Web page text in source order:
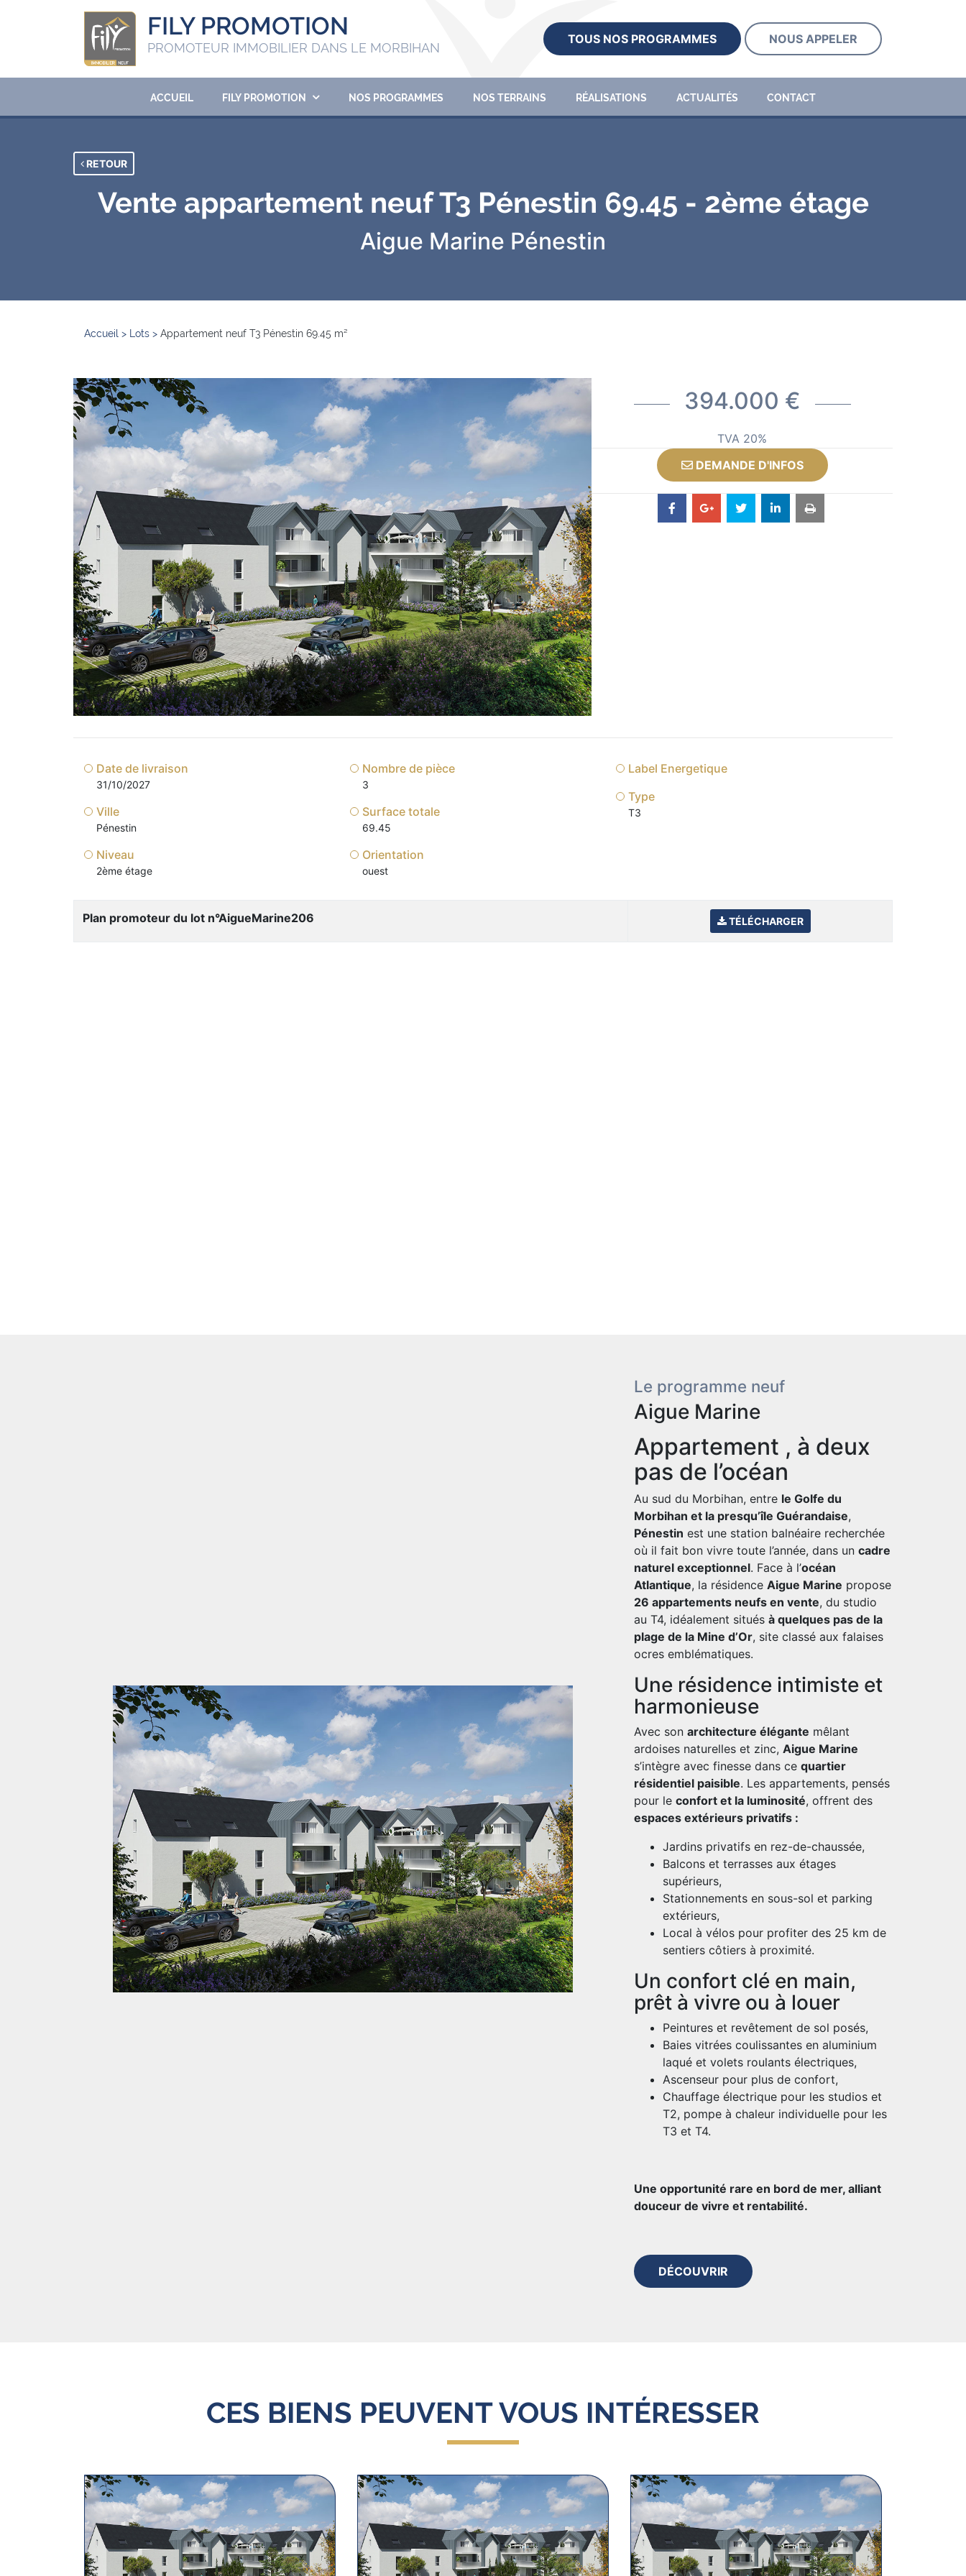
FILY PROMOTION
PROMOTEUR IMMOBILIER DANS LE MORBIHAN
TOUS NOS PROGRAMMES NOUS APPELER
ACCUEIL FILY PROMOTION NOS PROGRAMMES NOS TERRAINS RÉALISATIONS ACTUALITÉS CONTACT
RETOUR
Vente appartement neuf T3 Pénestin 69.45 - 2ème étage
Aigue Marine Pénestin
Accueil > Lots > Appartement neuf T3 Pénestin 69.45 m²
394.000 €
TVA 20%
DEMANDE D'INFOS
Date de livraison
31/10/2027
Ville
Pénestin
Niveau
2ème étage
Nombre de pièce
3
Surface totale
69.45
Orientation
ouest
Label Energetique
Type
T3
Plan promoteur du lot n°AigueMarine206 TÉLÉCHARGER
Le programme neuf
Aigue Marine
Appartement , à deux
pas de l’océan
Au sud du Morbihan, entre le Golfe du
Morbihan et la presqu’île Guérandaise,
Pénestin est une station balnéaire recherchée
où il fait bon vivre toute l’année, dans un cadre
naturel exceptionnel. Face à l’océan
Atlantique, la résidence Aigue Marine propose
26 appartements neufs en vente, du studio
au T4, idéalement situés à quelques pas de la
plage de la Mine d’Or, site classé aux falaises
ocres emblématiques.
Une résidence intimiste et
harmonieuse
Avec son architecture élégante mêlant
ardoises naturelles et zinc, Aigue Marine
s’intègre avec finesse dans ce quartier
résidentiel paisible. Les appartements, pensés
pour le confort et la luminosité, offrent des
espaces extérieurs privatifs :
Jardins privatifs en rez-de-chaussée,
Balcons et terrasses aux étages
supérieurs,
Stationnements en sous-sol et parking
extérieurs,
Local à vélos pour profiter des 25 km de
sentiers côtiers à proximité.
Un confort clé en main,
prêt à vivre ou à louer
Peintures et revêtement de sol posés,
Baies vitrées coulissantes en aluminium
laqué et volets roulants électriques,
Ascenseur pour plus de confort,
Chauffage électrique pour les studios et
T2, pompe à chaleur individuelle pour les
T3 et T4.
Une opportunité rare en bord de mer, alliant
douceur de vivre et rentabilité.
DÉCOUVRIR
CES BIENS PEUVENT VOUS INTÉRESSER